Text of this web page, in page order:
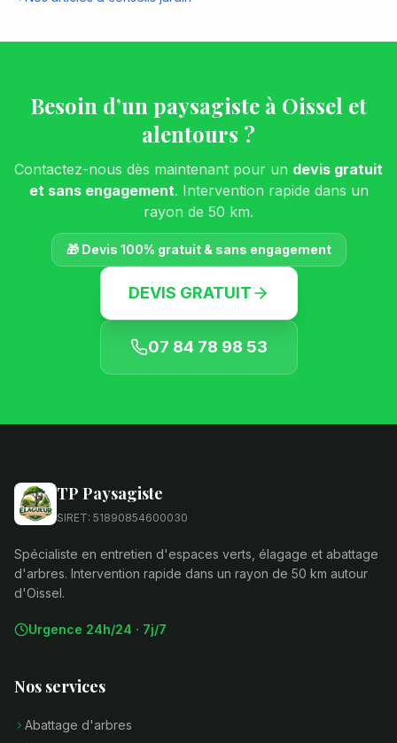
Besoin d’un paysagiste à Oissel et
alentours ?
Contactez-nous dès maintenant pour un devis gratuit
et sans engagement. Intervention rapide dans un
rayon de 50 km.
🎁 Devis 100% gratuit & sans engagement
DEVIS GRATUIT
07 84 78 98 53
TP Paysagiste
SIRET: 51890854600030
Spécialiste en entretien d'espaces verts, élagage et abattage
d'arbres. Intervention rapide dans un rayon de 50 km autour
d'Oissel.
Urgence 24h/24 · 7j/7
Nos services
Abattage d'arbres